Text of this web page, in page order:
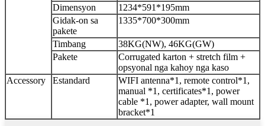
Dimensyon
1234*591*195mm
Gidak-on sa
pakete
1335*700*300mm
Timbang
38KG(NW), 46KG(GW)
Pakete
Corrugated karton + stretch film +
opsyonal nga kahoy nga kaso
Accessory
Estandard
WIFI antenna*1, remote control*1,
manual *1, certificates*1, power
cable *1, power adapter, wall mount
bracket*1